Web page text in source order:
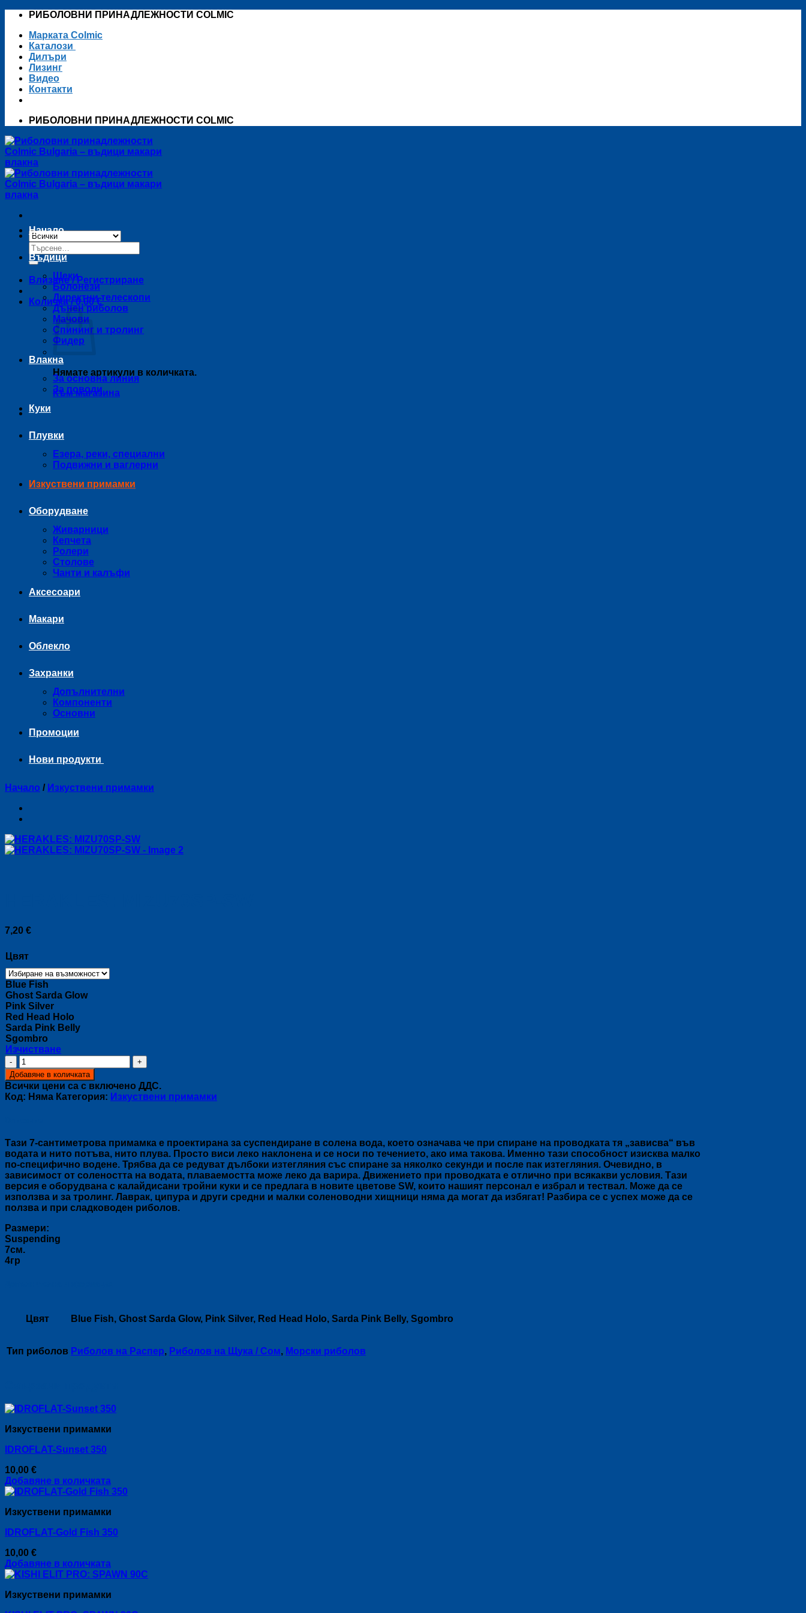
Skip
content
РИБОЛОВНИ ПРИНАДЛЕЖНОСТИ COLMIC
Марката Colmic
Каталози
Дилъри
Лизинг
Видео
Контакти
РИБОЛОВНИ ПРИНАДЛЕЖНОСТИ COLMIC
Търсене
за:
Влизане / Регистриране
Количка /0,00€
Нямате артикули в количката.
Към магазина
Начало
Въдици
Щеки
Болонези
Директни телескопи
Дънен риболов
Мачови
Спининг и тролинг
Фидер
Влакна
За основна линия
За поводи
Куки
Плувки
Езера, реки, специални
Подвижни и ваглерни
Изкуствени примамки
Оборудване
Живарници
Кепчета
Ролери
Столове
Чанти и калъфи
Аксесоари
Макари
Облекло
Захранки
Допълнителни
Компоненти
Основни
Промоции
Нови продукти
Начало / Изкуствени примамки
7,20 €
Цвят
Blue Fish
Ghost Sarda Glow
Pink Silver
Red Head Holo
Sarda Pink Belly
Sgombro
Изчистване
количество
за
HERAKLES:
MIZU70SP-
SW
Добавяне в количката
Всички цени са с включено ДДС.
Код: Няма Категория: Изкуствени примамки
Тази 7-сантиметрова примамка е проектирана за суспендиране в солена вода, което означава че при спиране на проводката тя „зависва“ във
водата и нито потъва, нито плува. Просто виси леко наклонена и се носи по течението, ако има такова. Именно тази способност изисква малко
по-специфично водене. Трябва да се редуват дълбоки изтегляния със спиране за няколко секунди и после пак изтегляния. Очевидно, в
зависимост от солеността на водата, плаваемостта може леко да варира. Движението при проводката е отлично при всякакви условия. Тази
версия е оборудвана с калайдисани тройни куки и се предлага в новите цветове SW, които нашият персонал е избрал и тествал. Може да се
използва и за тролинг. Лаврак, ципура и други средни и малки соленоводни хищници няма да могат да избягат! Разбира се с успех може да се
ползва и при сладководен риболов.
Размери:
Suspending
7см.
4гр
Цвят Blue Fish, Ghost Sarda Glow, Pink Silver, Red Head Holo, Sarda Pink Belly, Sgombro
Тип риболов Риболов на Распер, Риболов на Щука / Сом, Морски риболов
Изкуствени примамки
IDROFLAT-Sunset 350
10,00 €
Добавяне в количката
Изкуствени примамки
IDROFLAT-Gold Fish 350
10,00 €
Добавяне в количката
Изкуствени примамки